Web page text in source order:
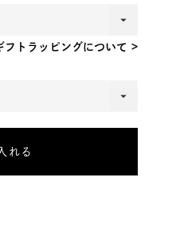
フトラッピングについて >
れる